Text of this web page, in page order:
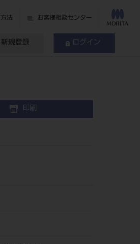
法 お客様相談センター
新規登録 ログイン
印刷